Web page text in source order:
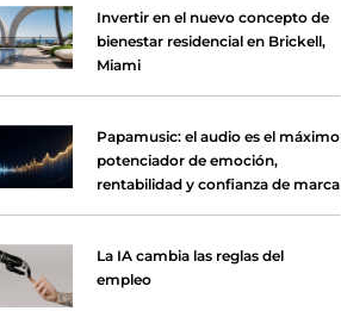
Invertir en el nuevo concepto de
bienestar residencial en Brickell,
Miami
Papamusic: el audio es el máximo
potenciador de emoción,
rentabilidad y confianza de marca
La IA cambia las reglas del
empleo